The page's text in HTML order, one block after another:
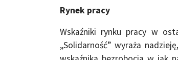
Rynek pracy
Wskaźniki rynku pracy w
„Solidarność” wyraża